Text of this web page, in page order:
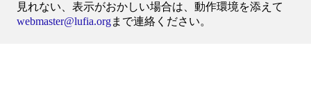
見れない、表示がおかしい場合は、動作環境を添えて
webmaster@lufia.orgまで連絡ください。